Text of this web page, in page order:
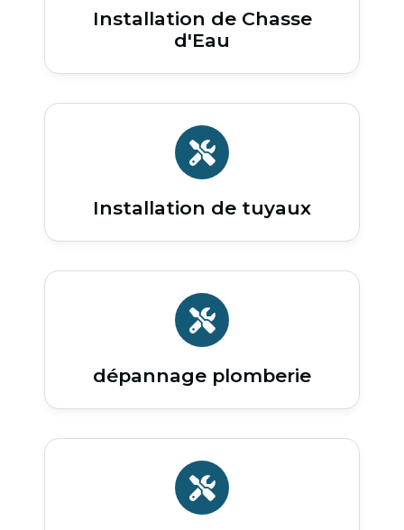
Installation de Chasse
d'Eau
Installation de tuyaux
dépannage plomberie